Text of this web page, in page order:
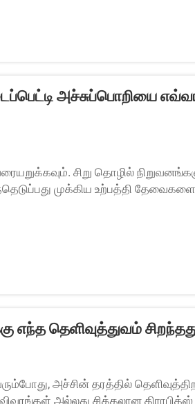
அச்சுப்பொறியை
சிறு தொழில்
முக்கிய உற்பத்தி
இருக்கும் உபகரணங்களில் அதிகம்
சரிந்துகொள்வதைத் தவிர்க்கிறது...
எந்த தெளிவுத்துவம்
அச்சின் தரத்தில்
அல்லது சிக்கலான